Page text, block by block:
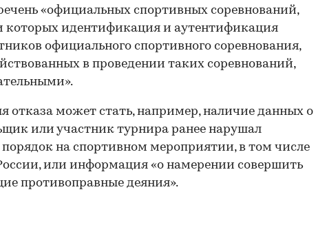
«официальных спортивных соревнований,
которых идентификация и аутентификация
официального спортивного соревнования,
в проведении таких соревнований,
отказа может стать, например, наличие данных о
или участник турнира ранее нарушал
на спортивном мероприятии, в том числе
или информация «о намерении совершить
противоправные деяния».